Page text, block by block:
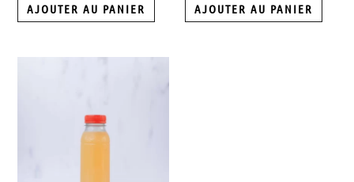
AJOUTER AU PANIER AJOUTER AU PANIER